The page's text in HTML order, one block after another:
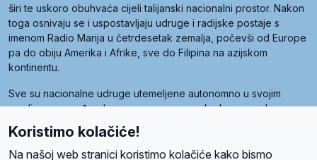
širi te uskoro obuhvaća cijeli talijanski nacionalni prostor. Nakon
toga osnivaju se i uspostavljaju udruge i radijske postaje s
imenom Radio Marija u četrdesetak zemalja, počevši od Europe
pa do obiju Amerika i Afrike, sve do Filipina na azijskom
kontinentu.
Sve su nacionalne udruge utemeljene autonomno u svojim
zemljama, a međusobna su povezane preko krovne udruge
pod nazivom Svjetska obitelj Radio Marije (World Family of
Radio Maria). Svjetsku obitelj utemeljilo je sedam članica, među
kojima je i hrvatska Udruga Radio Marija.
Koristimo kolačiće!
Na našoj web stranici koristimo kolačiće kako bismo